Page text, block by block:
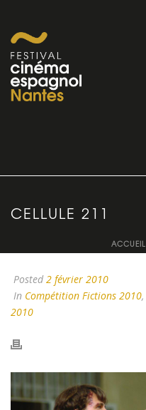
CELLULE 211
ACCUEIL
Posted 2 février 2010
In Compétition Fictions 2010,
2010